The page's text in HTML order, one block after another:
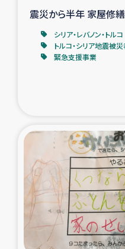
経済
ガザ地区での公
ガザ地区におけ
ガザ地区酪農を通
ふりかけ普及と食
震災から半年 家屋修繕
シリア・レバノン・トルコ
トルコ・シリア地震被
緊急支援事業